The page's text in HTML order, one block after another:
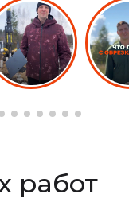
работ